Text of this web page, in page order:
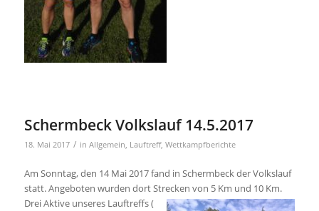
Schermbeck Volkslauf 14.5.2017
18. Mai 2017 / in Allgemein, Lauftreff, Wettkampfberichte
Am Sonntag, den 14 Mai 2017 fand in Schermbeck der Volkslauf
statt. Angeboten wurden dort Strecken von 5 Km und 10 Km.
Drei Aktive unseres Lauftreffs (